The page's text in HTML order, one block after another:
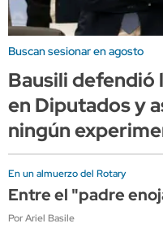
Buscan sesionar en agosto
Bausili defendió
en Diputados y
ningún
En un almuerzo del Rotary
Entre el "padre
Por Ariel Basile